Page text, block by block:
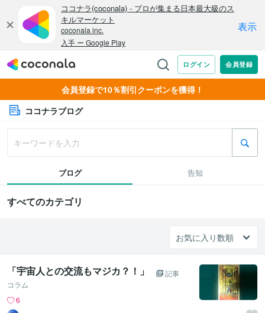
会員登録で10％割引クーポンを獲得！
ココナラブログ
ブログ 告知
すべてのカテゴリ
「宇宙人との交流もマジカ？！」
記事
コラム
6